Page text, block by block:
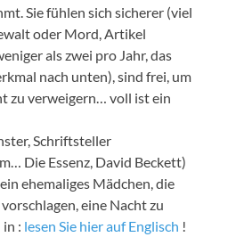
Sie fühlen sich sicherer (viel
oder Mord, Artikel
als zwei pro Jahr, das
nach unten), sind frei, um
zu verweigern… voll ist ein
Schriftsteller
Die Essenz, David Beckett)
ehemaliges Mädchen, die
eine Nacht zu
: lesen Sie hier auf Englisch !